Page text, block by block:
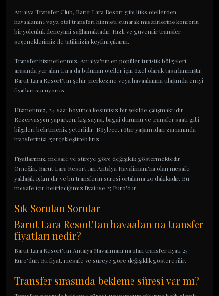
Antalya Transfer Club, Barut Lara Resort gibi lüks otellerden
havaalanına veya otel transferi hizmeti sunarak misafirlerine konforlu
bir yolculuk deneyimi sağlamaktadır. Hızlı ve güvenilir transfer
seçeneklerimiz ile tatilinizin keyfini çıkarın.
Transfer hizmetlerimiz, Antalya'nın en popüler turistik bölgeleri
arasında yer alan Lara'da bulunan oteller için özel olarak tasarlanmıştır.
Barut Lara Resort'tan şehir merkezine veya havaalanına ulaşımda en iyi
fiyatları sunuyoruz.
Hizmetimiz, 24 saat boyunca kesintisiz bir şekilde çalışmaktadır.
Rezervasyon yaparken, kişi sayısı, bagaj durumu ve transfer saati gibi
bilgileri belirtmeniz yeterlidir. Böylece, rötar yaşamadan zamanında
transferinizi gerçekleştirebiliriz.
Fiyatlarımız, mesafe ve süreye göre değişiklik göstermektedir.
Örneğin, Barut Lara Resort'tan Antalya Havalimanı'na olan mesafe
yaklaşık 15 km'dir ve bu transferin süresi ortalama 20 dakikadır. Bu
mesafe için belirlediğimiz fiyat ise 25 Euro'dur.
Sık Sorulan Sorular
Barut Lara Resort'tan havaalanına transfer
fiyatları nedir?
Barut Lara Resort'tan Antalya Havalimanı'na olan transfer fiyatı 25
Euro'dur. Bu fiyat, mesafe ve süreye göre değişiklik gösterebilir.
Transfer sırasında bekleme süresi var mı?